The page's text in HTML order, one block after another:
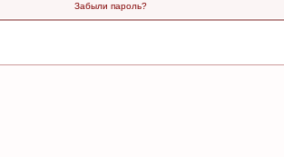
Забыли пароль?